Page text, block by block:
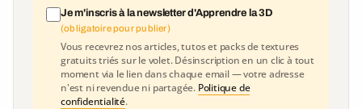
Je m'inscris à la newsletter d'Apprendre la 3D
(obligatoire pour publier)
Vous recevrez nos articles, tutos et packs de textures
gratuits triés sur le volet. Désinscription en un clic à tout
moment via le lien dans chaque email — votre adresse
n'est ni revendue ni partagée. Politique de
confidentialité.